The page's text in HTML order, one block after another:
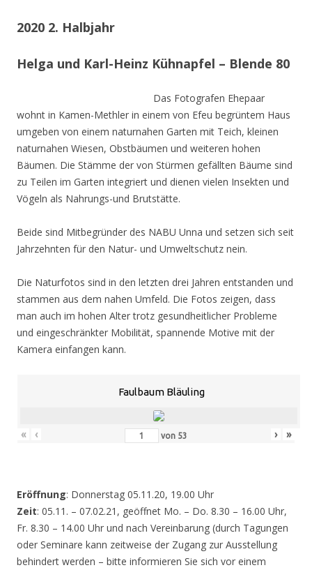
2020 2. Halbjahr
Helga und Karl-Heinz Kühnapfel – Blende 80
Das Fotografen Ehepaar
wohnt in Kamen-Methler in einem von Efeu begrüntem Haus
umgeben von einem naturnahen Garten mit Teich, kleinen
naturnahen Wiesen, Obstbäumen und weiteren hohen
Bäumen. Die Stämme der von Stürmen gefällten Bäume sind
zu Teilen im Garten integriert und dienen vielen Insekten und
Vögeln als Nahrungs-und Brutstätte.
Beide sind Mitbegründer des NABU Unna und setzen sich seit
Jahrzehnten für den Natur- und Umweltschutz nein.
Die Naturfotos sind in den letzten drei Jahren entstanden und
stammen aus dem nahen Umfeld. Die Fotos zeigen, dass
man auch im hohen Alter trotz gesundheitlicher Probleme
und eingeschränkter Mobilität, spannende Motive mit der
Kamera einfangen kann.
Faulbaum Bläuling
« ‹ von 53 › »
Eröffnung: Donnerstag 05.11.20, 19.00 Uhr
Zeit: 05.11. – 07.02.21, geöffnet Mo. – Do. 8.30 – 16.00 Uhr,
Fr. 8.30 – 14.00 Uhr und nach Vereinbarung (durch Tagungen
oder Seminare kann zeitweise der Zugang zur Ausstellung
behindert werden – bitte informieren Sie sich vor einem